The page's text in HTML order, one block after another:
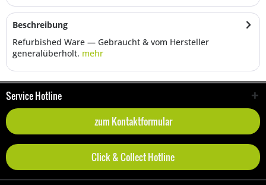
Beschreibung
Refurbished Ware — Gebraucht & vom Hersteller
generalüberholt. mehr
Service Hotline
zum Kontaktformular
Click & Collect Hotline